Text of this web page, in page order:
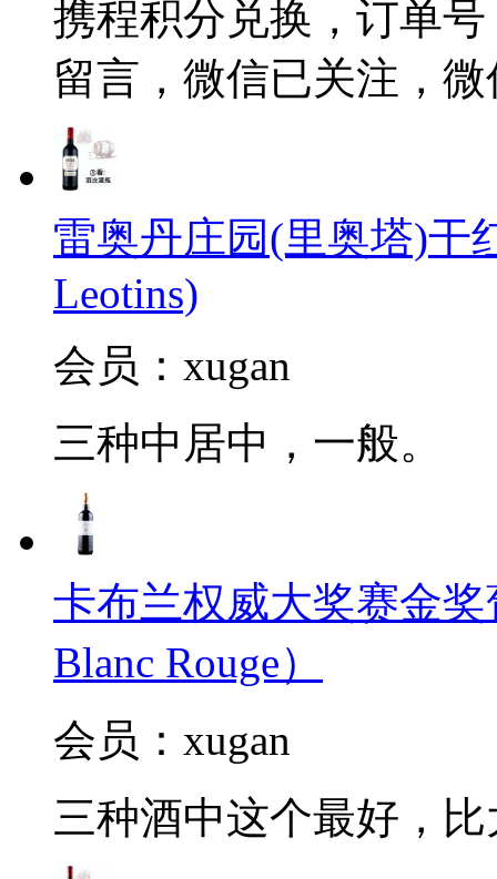
携程积分兑换，订单号
留言，微信已关注，
雷奥丹庄园(里奥塔)干
Leotins)
会员：xugan
三种中居中，一般。
卡布兰权威大奖赛金奖
Blanc Rouge）
会员：xugan
三种酒中这个最好，